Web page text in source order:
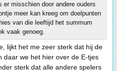
misschien door andere ouders
meer kan kreeg om doelpunten
van die leeftijd het summum
vaak genoeg.
lijkt het me zeer sterk dat hij de
daar we het hier over de E-tjes
sterk dat alle andere spelers